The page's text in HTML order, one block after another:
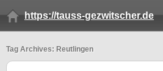
https://tauss-gezwitscher.de
Tag Archives: Reutlingen